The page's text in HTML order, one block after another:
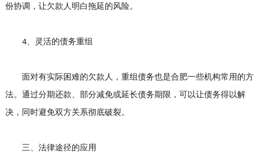
份协调，让欠款人明白拖延的风险。
4、灵活的债务重组
面对有实际困难的欠款人，重组债务也是合肥一些机构常用的方
法。通过分期还款、部分减免或延长债务期限，可以让债务得以解
决，同时避免双方关系彻底破裂。
三、法律途径的应用